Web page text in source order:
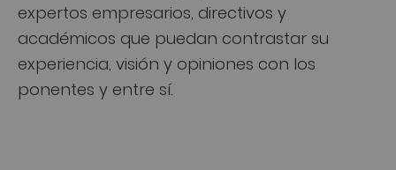
expertos empresarios, directivos y
académicos que puedan contrastar su
experiencia, visión y opiniones con los
ponentes y entre sí.